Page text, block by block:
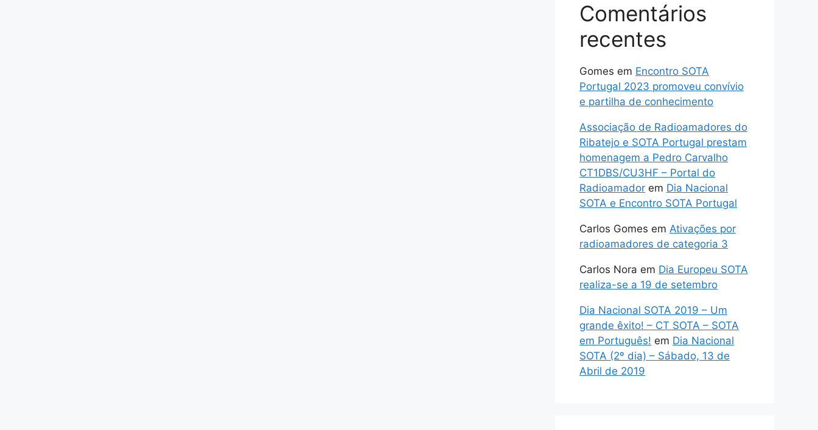
Comentários
recentes
Gomes em Encontro SOTA
Portugal 2023 promoveu convívio
e partilha de conhecimento
Associação de Radioamadores do
Ribatejo e SOTA Portugal prestam
homenagem a Pedro Carvalho
CT1DBS/CU3HF – Portal do
Radioamador em Dia Nacional
SOTA e Encontro SOTA Portugal
Carlos Gomes em Ativações por
radioamadores de categoria 3
Carlos Nora em Dia Europeu SOTA
realiza-se a 19 de setembro
Dia Nacional SOTA 2019 – Um
grande êxito! – CT SOTA – SOTA
em Português! em Dia Nacional
SOTA (2º dia) – Sábado, 13 de
Abril de 2019